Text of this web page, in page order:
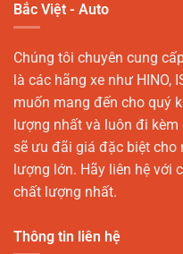
Bắc Việt - Auto
Chúng tôi chuyên cung
là các hãng xe như HINO,
muốn mang đến cho quý
lượng nhất và luôn đi
sẽ ưu đãi giá đặc biệt
lượng lớn. Hãy liên hệ với
chất lượng nhất.
Thông tin liên hệ